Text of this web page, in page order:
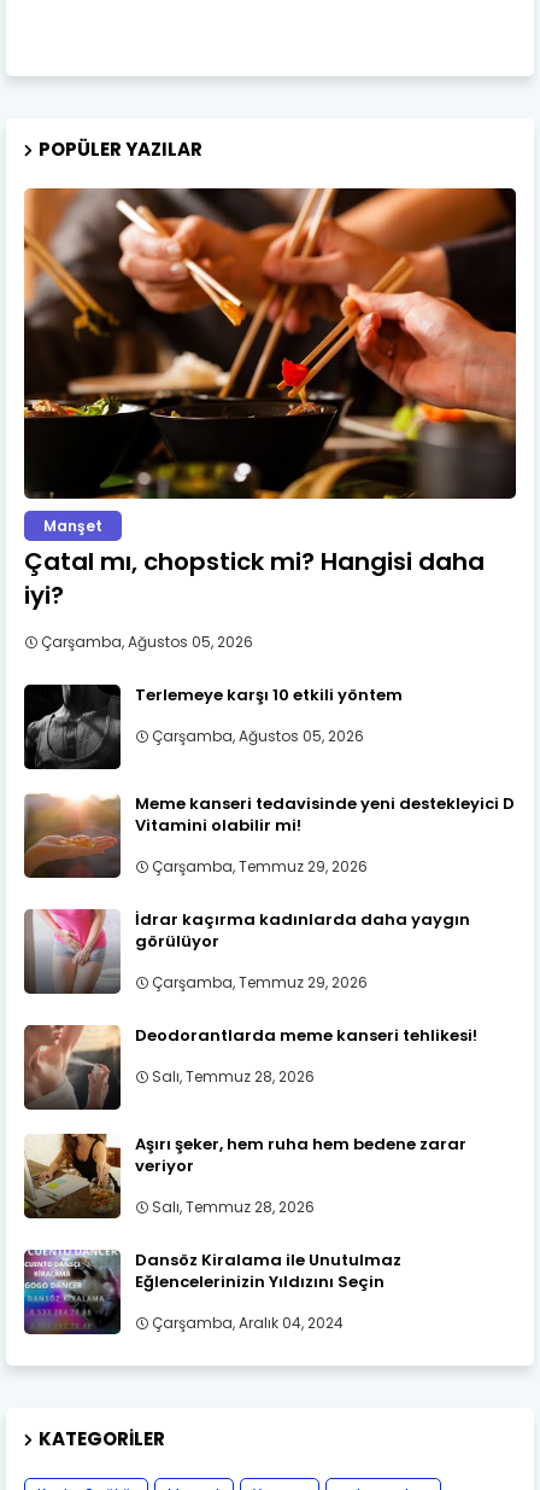
POPÜLER YAZILAR
Manşet
Çatal mı, chopstick mi? Hangisi daha
iyi?
Çarşamba, Ağustos 05, 2026
Terlemeye karşı 10 etkili yöntem
Çarşamba, Ağustos 05, 2026
Meme kanseri tedavisinde yeni destekleyici D
Vitamini olabilir mi!
Çarşamba, Temmuz 29, 2026
İdrar kaçırma kadınlarda daha yaygın
görülüyor
Çarşamba, Temmuz 29, 2026
Deodorantlarda meme kanseri tehlikesi!
Salı, Temmuz 28, 2026
Aşırı şeker, hem ruha hem bedene zarar
veriyor
Salı, Temmuz 28, 2026
Dansöz Kiralama ile Unutulmaz
Eğlencelerinizin Yıldızını Seçin
Çarşamba, Aralık 04, 2024
KATEGORILER